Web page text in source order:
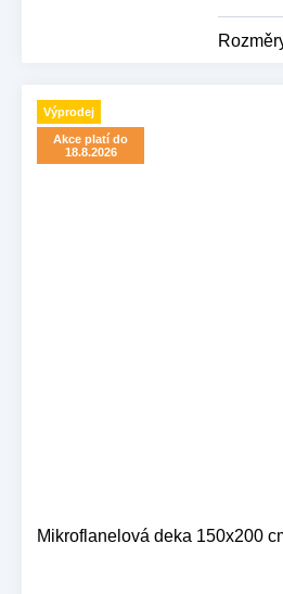
Výprodej
Akce platí do
18.8.2026
Mikroflanelová deka 150x200